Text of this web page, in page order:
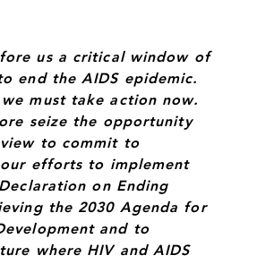
us a critical window of
end the AIDS epidemic.
must take action now.
seize the opportunity
to commit to
efforts to implement
on Ending
the 2030 Agenda for
and to
where HIV and AIDS